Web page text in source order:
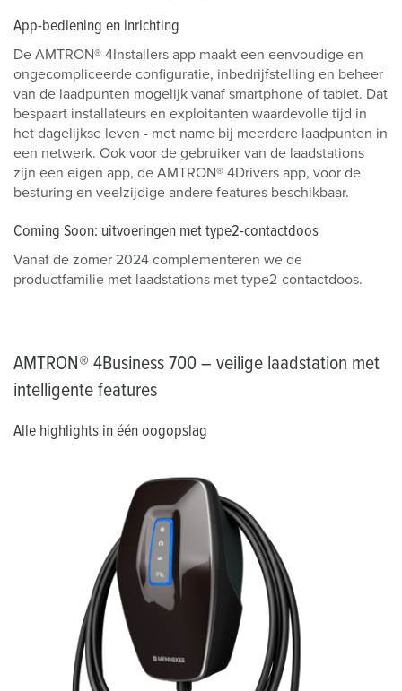
App-bediening en inrichting
De AMTRON® 4Installers app maakt een eenvoudige en
ongecompliceerde configuratie, inbedrijfstelling en beheer
van de laadpunten mogelijk vanaf smartphone of tablet. Dat
bespaart installateurs en exploitanten waardevolle tijd in
het dagelijkse leven - met name bij meerdere laadpunten in
een netwerk. Ook voor de gebruiker van de laadstations
zijn een eigen app, de AMTRON® 4Drivers app, voor de
besturing en veelzijdige andere features beschikbaar.
Coming Soon: uitvoeringen met type2-contactdoos
Vanaf de zomer 2024 complementeren we de
productfamilie met laadstations met type2-contactdoos.
AMTRON® 4Business 700 – veilige laadstation met
intelligente features
Alle highlights in één oogopslag